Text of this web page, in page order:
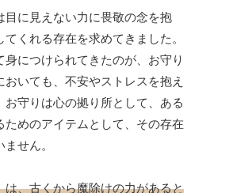
目に見えない力に畏敬の念を抱
てくれる存在を求めてきました。
身につけられてきたのが、お守り
おいても、不安やストレスを抱え
お守りは心の拠り所として、ある
ためのアイテムとして、その存在
せん。
は、古くから魔除けの力があると